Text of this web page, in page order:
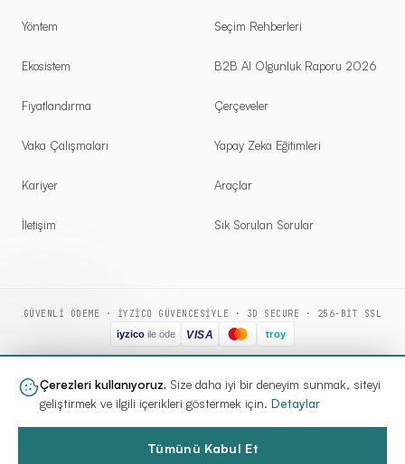
Yöntem
Ekosistem
Fiyatlandırma
Vaka Çalışmaları
Kariyer
İletişim
Seçim Rehberleri
B2B AI Olgunluk Raporu 2026
Çerçeveler
Yapay Zeka Eğitimleri
Araçlar
Sık Sorulan Sorular
GÜVENLI ÖDEME · IYZICO GÜVENCESIYLE · 3D SECURE · 256-BIT SSL
©2026
YAZILIM KOÇU
DİJİTAL DÖNÜŞÜMÜN STRATEJİK ORTAĞI
KULLANIMÇEREZLER HIZMET SÖZLEŞMESI
Çerezleri kullanıyoruz. Size daha iyi bir deneyim sunmak, siteyi
geliştirmek ve ilgili içerikleri göstermek için. Detaylar
Tümünü Kabul Et